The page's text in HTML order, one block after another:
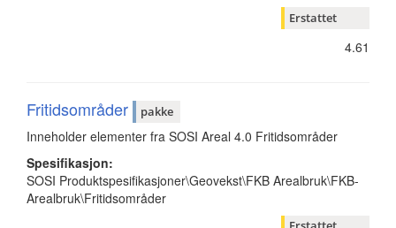
Erstattet
4.61
Fritidsområder pakke
Inneholder elementer fra SOSI Areal 4.0 Fritidsområder
Spesifikasjon:
SOSI Produktspesifikasjoner\Geovekst\FKB Arealbruk\FKB-
Arealbruk\Fritidsområder